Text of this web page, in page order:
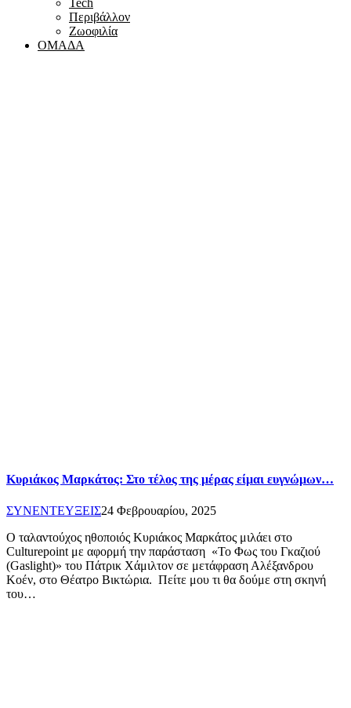
Tech
Περιβάλλον
Ζωοφιλία
ΟΜΑΔΑ
Kυριάκος Μαρκάτος: Στο τέλος της μέρας είμαι ευγνώμων…
ΣΥΝΕΝΤΕΥΞΕΙΣ24 Φεβρουαρίου, 2025
Ο ταλαντούχος ηθοποιός Κυριάκος Μαρκάτος μιλάει στο
Culturepoint με αφορμή την παράσταση «Το Φως του Γκαζιού
(Gaslight)» του Πάτρικ Χάμιλτον σε μετάφραση Αλέξανδρου
Κοέν, στο Θέατρο Βικτώρια. Πείτε μου τι θα δούμε στη σκηνή
του…